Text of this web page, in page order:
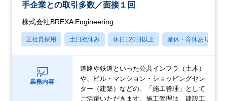
手企業との取引多数／面接１回
株式会社BREXA Engineering
正社員採用 土日祝休み 休日120日以上 産休・育休あり
業務内容
道路や鉄道といった公共インフラ（土木）
や、ビル・マンション・ショッピングセン
ター（建築）などの、「施工管理」として
ご活躍いただきます。施工管理は、建設工